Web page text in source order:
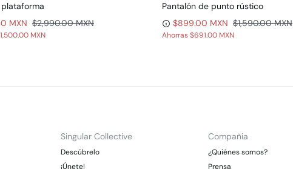
plataforma
MXN $2,990.00 MXN
MXN
Pantalón de punto rústico
$899.00 MXN $1,590.00 MXN
Ahorras$691.00 MXN
Singular Collective
Descúbrelo
¡Únete!
Compañia
¿Quiénes somos?
Prensa